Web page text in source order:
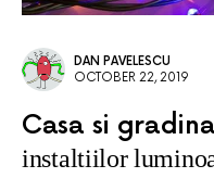
DAN PAVELESCU
OCTOBER 22, 2019
Casa si gradina
instaltiilor